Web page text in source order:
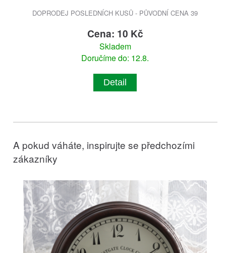
DOPRODEJ POSLEDNÍCH KUSŮ - PŮVODNÍ CENA 39
Cena: 10 Kč
Skladem
Doručíme do: 12.8.
Detail
A pokud váháte, inspirujte se předchozími
zákazníky